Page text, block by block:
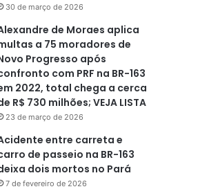
30 de março de 2026
de Moraes aplica
a 75 moradores de
Progresso após
com PRF na BR-163
2022, total chega a cerca
R$ 730 milhões; VEJA LISTA
23 de março de 2026
entre carreta e
de passeio na BR-163
dois mortos no Pará
7 de fevereiro de 2026